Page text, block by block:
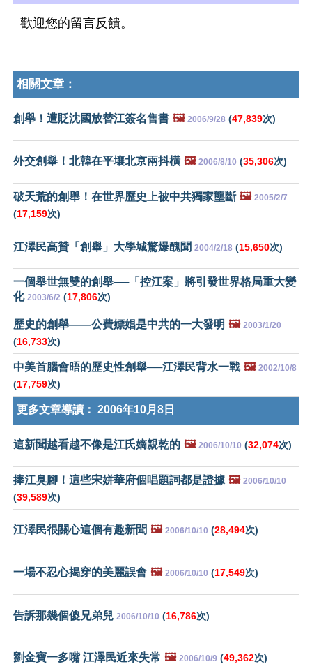
歡迎您的留言反饋。
相關文章：
創舉！遭貶沈國放替江簽名售書 🖼️ 2006/9/28 (47,839次)
外交創舉！北韓在平壤北京兩抖橫 🖼️ 2006/8/10 (35,306次)
破天荒的創舉！在世界歷史上被中共獨家壟斷 🖼️ 2005/2/7
(17,159次)
江澤民高贊「創舉」大學城驚爆醜聞 2004/2/18 (15,650次)
一個舉世無雙的創舉──「控江案」將引發世界格局重大變
化 2003/6/2 (17,806次)
歷史的創舉——公費嫖娼是中共的一大發明 🖼️ 2003/1/20
(16,733次)
中美首腦會晤的歷史性創舉──江澤民背水一戰 🖼️ 2002/10/8
(17,759次)
更多文章導讀： 2006年10月8日
這新聞越看越不像是江氏嫡親乾的 🖼️ 2006/10/10 (32,074次)
捧江臭腳！這些宋姘華府個唱題詞都是證據 🖼️ 2006/10/10
(39,589次)
江澤民很關心這個有趣新聞 🖼️ 2006/10/10 (28,494次)
一場不忍心揭穿的美麗誤會 🖼️ 2006/10/10 (17,549次)
告訴那幾個傻兄弟兒 2006/10/10 (16,786次)
劉金寶一多嘴 江澤民近來失常 🖼️ 2006/10/9 (49,362次)